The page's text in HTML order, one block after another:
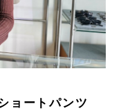
ョートパンツ